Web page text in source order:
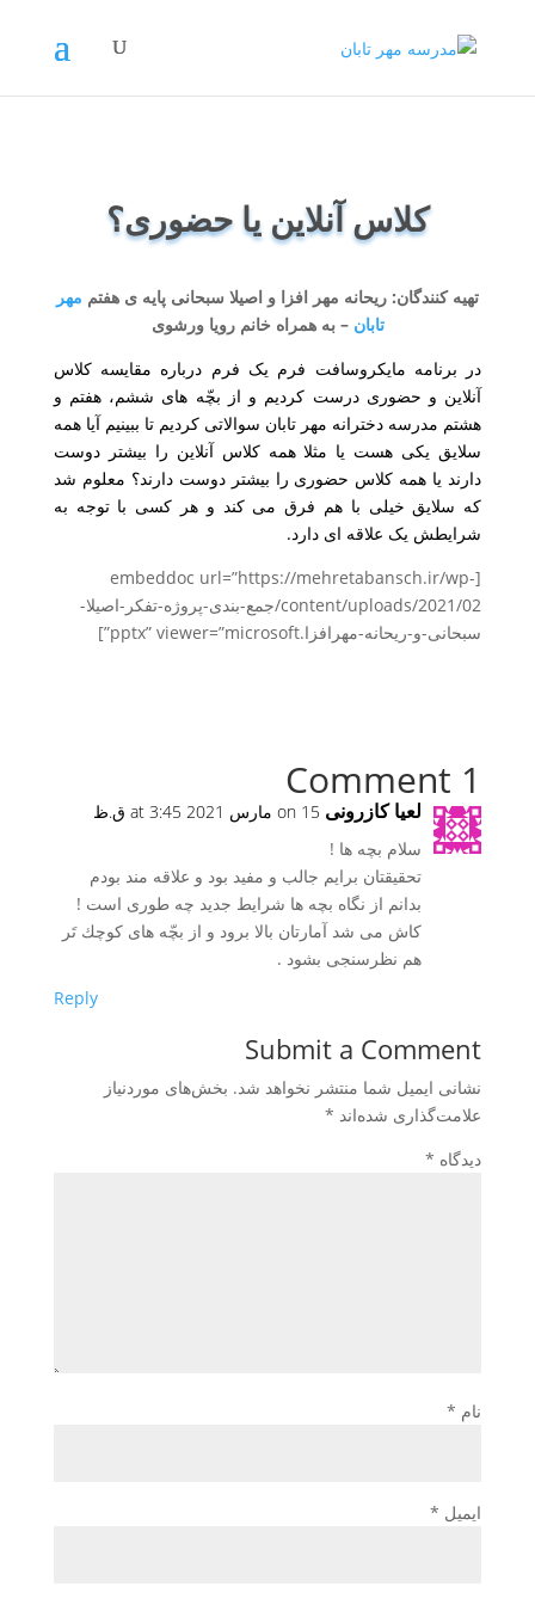
کلاس آنلاین یا حضوری؟
تهیه کنندگان: ریحانه مهر افزا و اصیلا سبحانی پایه ی هفتم مهر
تابان – به همراه خانم رویا ورشوی
در برنامه مایکروسافت فرم یک فرم درباره مقایسه کلاس
آنلاین و حضوری درست کردیم و از بچّه های ششم، هفتم و
هشتم مدرسه دخترانه مهر تابان سوالاتی کردیم تا ببینیم آیا همه
سلایق یکی هست یا مثلا همه کلاس آنلاین را بیشتر دوست
دارند یا همه کلاس حضوری را بیشتر دوست دارند؟ معلوم شد
که سلایق خیلی با هم فرق می کند و هر کسی با توجه به
شرایطش یک علاقه ای دارد.
[embeddoc url=”https://mehretabansch.ir/wp-
content/uploads/2021/02/جمع-بندی-پروژه-تفکر-اصیلا-
سبحانی-و-ریحانه-مهرافزا.pptx” viewer=”microsoft”]
1 Comment
لعيا كازرونى on 15 مارس 2021 at 3:45 ق.ظ
سلام بچه ها !
تحقيقتان برايم جالب و مفيد بود و علاقه مند بودم
بدانم از نگاه بچه ها شرايط جديد چه طورى است !
كاش مى شد آمارتان بالا برود و از بچّه هاى كوچك تَر
هم نظرسنجى بشود .
Reply
Submit a Comment
نشانی ایمیل شما منتشر نخواهد شد. بخش‌های موردنیاز
علامت‌گذاری شده‌اند *
دیدگاه *
نام *
ایمیل *